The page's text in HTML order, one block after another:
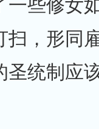
一些修女
扫，形同
圣统制应